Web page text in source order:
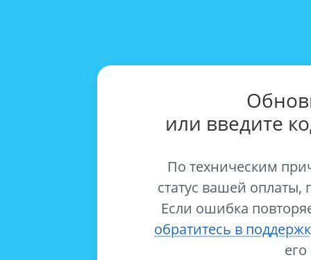
или введите
По техническим
статус вашей оплаты,
Если ошибка
обратитесь в
его